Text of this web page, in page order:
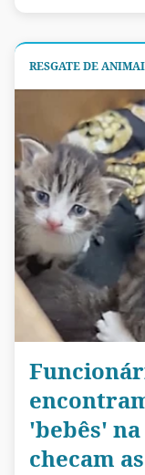
RESGATE DE
'bebês'
checam